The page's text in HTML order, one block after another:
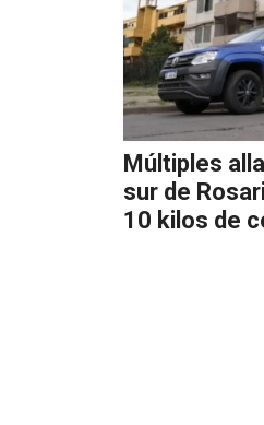
Múltiples
sur de
10 kilos de